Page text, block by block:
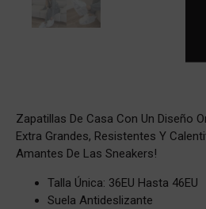
Zapatillas De Casa Con Un Diseño
Extra Grandes, Resistentes Y
Amantes De Las Sneakers!
Talla Única: 36EU Hasta 46EU
Suela Antideslizante